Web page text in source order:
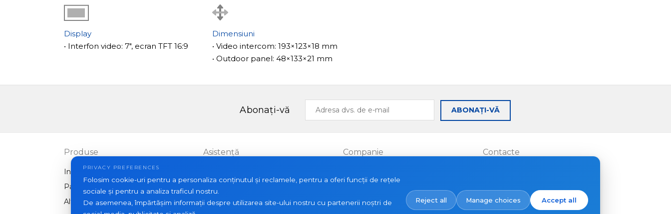
Display
• Interfon video: 7", ecran TFT 16:9
Dimensiuni
• Video intercom: 193×123×18 mm
• Outdoor panel: 48×133×21 mm
Abonați-vă
Adresa
dvs.
ABONAȚI-VĂ
Produse
Interfoane video
Panouri exterioare
Alte echipamente
Asistență Companie
Despre noi
Noutăți
Contacte
PRIVACY PREFERENCES
Folosim cookie-uri pentru a personaliza conținutul și reclamele, pentru a oferi funcții de rețele
sociale și pentru a analiza traficul nostru.
De asemenea, împărtășim informații despre utilizarea site-ului nostru cu partenerii noștri de
Reject all Manage choices Accept all